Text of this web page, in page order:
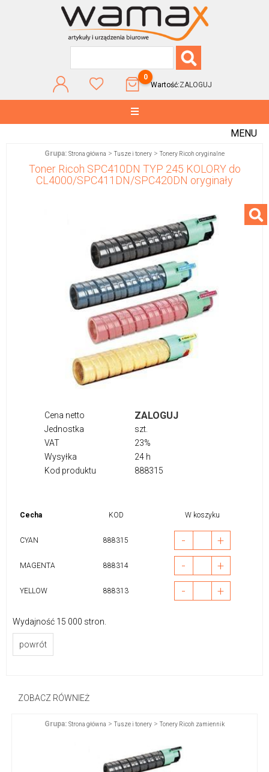
0
Wartość:ZALOGUJ
MENU
Grupa: Strona główna >Tusze i tonery >Tonery Ricoh oryginalne
Toner Ricoh SPC410DN TYP 245 KOLORY do
CL4000/SPC411DN/SPC420DN oryginały
Cena netto ZALOGUJ
Jednostka
szt.
VAT
23%
Wysyłka
24 h
Kod produktu
888315
Cecha KOD W koszyku
CYAN 888315 - +
MAGENTA 888314 - +
YELLOW 888313 - +
Wydajność 15 000 stron.
powrót
ZOBACZ RÓWNIEŻ
Grupa: Strona główna >Tusze i tonery >Tonery Ricoh zamiennik